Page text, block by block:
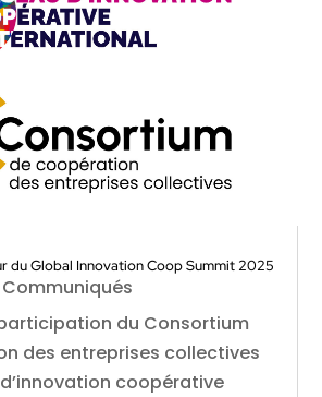
du Global Innovation Coop Summit 2025
Communiqués
du Consortium
des entreprises collectives
coopérative